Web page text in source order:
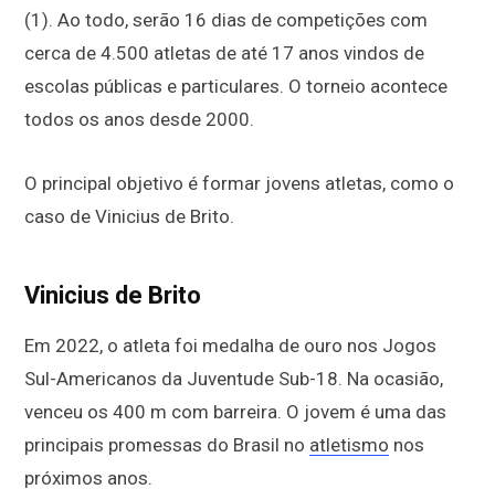
(1). Ao todo, serão 16 dias de competições com
cerca de 4.500 atletas de até 17 anos vindos de
escolas públicas e particulares. O torneio acontece
todos os anos desde 2000.
O principal objetivo é formar jovens atletas, como o
caso de Vinicius de Brito.
Vinicius de Brito
Em 2022, o atleta foi medalha de ouro nos Jogos
Sul-Americanos da Juventude Sub-18. Na ocasião,
venceu os 400 m com barreira. O jovem é uma das
principais promessas do Brasil no atletismo nos
próximos anos.